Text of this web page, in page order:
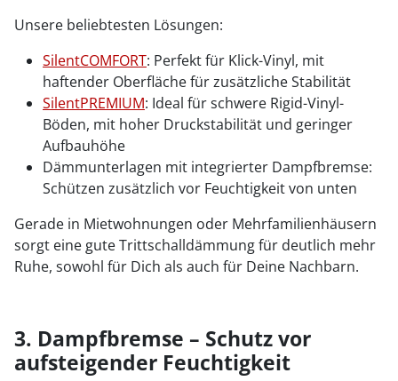
Unsere beliebtesten Lösungen:
SilentCOMFORT: Perfekt für Klick-Vinyl, mit
haftender Oberfläche für zusätzliche Stabilität
SilentPREMIUM: Ideal für schwere Rigid-Vinyl-
Böden, mit hoher Druckstabilität und geringer
Aufbauhöhe
Dämmunterlagen mit integrierter Dampfbremse:
Schützen zusätzlich vor Feuchtigkeit von unten
Gerade in Mietwohnungen oder Mehrfamilienhäusern
sorgt eine gute Trittschalldämmung für deutlich mehr
Ruhe, sowohl für Dich als auch für Deine Nachbarn.
3. Dampfbremse – Schutz vor
aufsteigender Feuchtigkeit